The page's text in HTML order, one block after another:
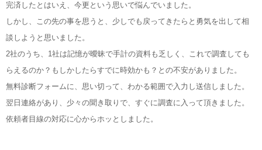
完済したとはいえ、今更という思いで悩んでいました。
しかし、この先の事を思うと、少しでも戻ってきたらと勇気を出して相
談しようと思いました。
2社のうち、1社は記憶が曖昧で手計の資料も乏しく、これで調査しても
らえるのか？もしかしたらすでに時効かも？との不安がありました。
無料診断フォームに、思い切って、わかる範囲で入力し送信しました。
翌日連絡があり、少々の聞き取りで、すぐに調査に入って頂きました。
依頼者目線の対応に心からホッとしました。